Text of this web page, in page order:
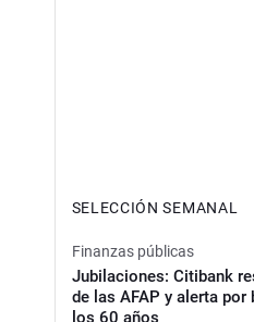
SELECCIÓN SEMANAL
Finanzas públicas
Jubilaciones: Citibank
de las AFAP y alerta por
los 60 años